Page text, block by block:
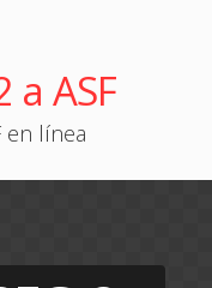
ASF
en línea